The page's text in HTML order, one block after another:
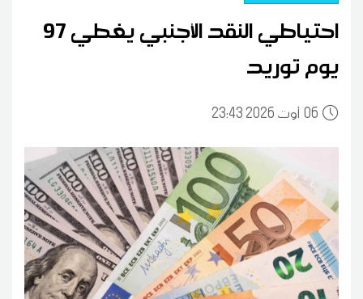
احتياطي النقد الأجنبي يغطي 97
يوم توريد
0623:43 2026 أوت